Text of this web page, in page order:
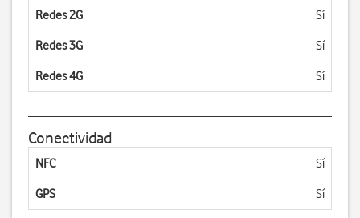
Redes 2G Sí
Redes 3G Sí
Redes 4G Sí
Conectividad
NFC Sí
GPS Sí